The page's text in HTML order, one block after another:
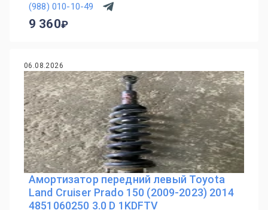
(988) 010-10-49
9 360
06.08.2026
Амортизатор передний левый Toyota
Land Cruiser Prado 150 (2009-2023) 2014
4851060250 3.0 D 1KDFTV